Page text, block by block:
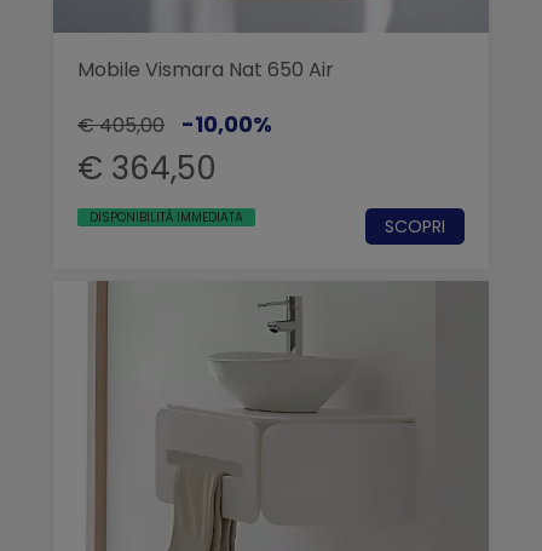
Mobile Vismara Nat 650 Air
€ 405,00
-10,00%
€ 364,50
DISPONIBILITÀ IMMEDIATA SCOPRI